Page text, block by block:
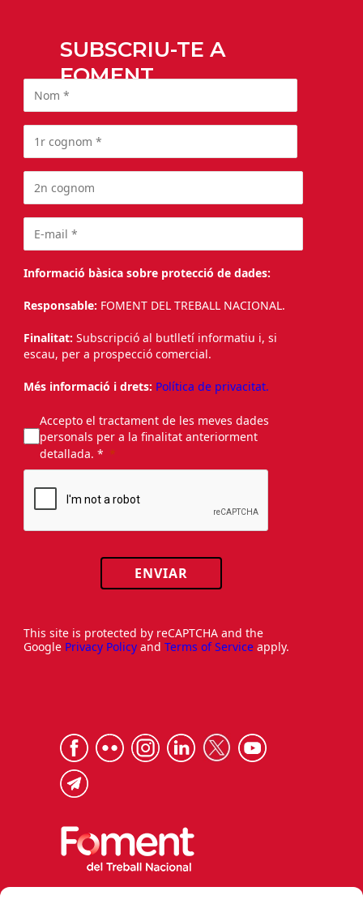
SUBSCRIU-TE A
FOMENT
Informació bàsica sobre protecció de dades:
Responsable: FOMENT DEL TREBALL NACIONAL.
Finalitat: Subscripció al butlletí informatiu i, si
escau, per a prospecció comercial.
Més informació i drets: Política de privacitat.
Accepto el tractament de les meves dades
personals per a la finalitat anteriorment
detallada. *
ENVIAR
This site is protected by reCAPTCHA and the
Google Privacy Policy and Terms of Service apply.